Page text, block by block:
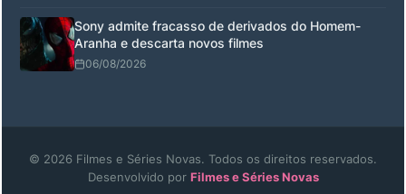
Sony admite fracasso de derivados do Homem-
Aranha e descarta novos filmes
06/08/2026
© 2026 Filmes e Séries Novas. Todos os direitos reservados.
Desenvolvido por Filmes e Séries Novas